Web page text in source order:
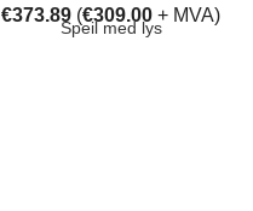
€373.89 (€309.00 + MVA)
Speil med lys